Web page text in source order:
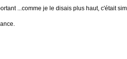
...comme je le disais plus haut, c'était